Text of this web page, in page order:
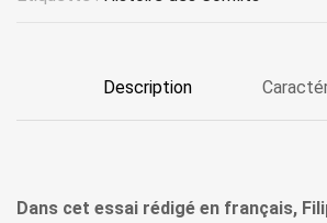
Description
Dans cet essai rédigé en français,